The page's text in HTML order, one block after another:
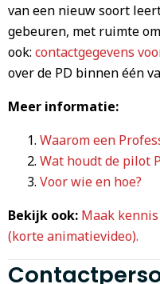
van een nieuw soort
gebeuren, met ruimte
ook: contactgegevens
over de PD binnen één
Meer informatie:
Waarom een
Wat houdt de pilot
Voor wie en hoe?
Bekijk ook: Maak
(korte animatievideo).